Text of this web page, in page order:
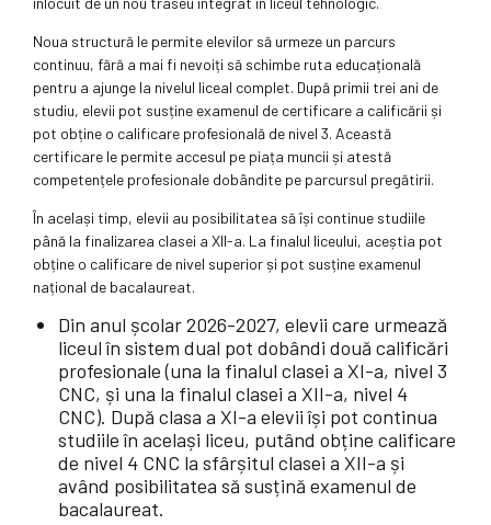
Noua structură le permite elevilor să urmeze un parcurs
continuu, fără a mai fi nevoiți să schimbe ruta educațională
pentru a ajunge la nivelul liceal complet. După primii trei ani de
studiu, elevii pot susține examenul de certificare a calificării și
pot obține o calificare profesională de nivel 3. Această
certificare le permite accesul pe piața muncii și atestă
competențele profesionale dobândite pe parcursul pregătirii.
În același timp, elevii au posibilitatea să își continue studiile
până la finalizarea clasei a XII-a. La finalul liceului, aceștia pot
obține o calificare de nivel superior și pot susține examenul
național de bacalaureat.
Din anul școlar 2026-2027, elevii care urmează
liceul în sistem dual pot dobândi două calificări
profesionale (una la finalul clasei a XI-a, nivel 3
CNC, și una la finalul clasei a XII-a, nivel 4
CNC). După clasa a XI-a elevii își pot continua
studiile în același liceu, putând obține calificare
de nivel 4 CNC la sfârșitul clasei a XII-a și
având posibilitatea să susțină examenul de
bacalaureat.